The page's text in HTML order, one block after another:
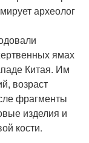
археолог
ямах
Китая. Им
возраст
фрагменты
изделия и
кости.